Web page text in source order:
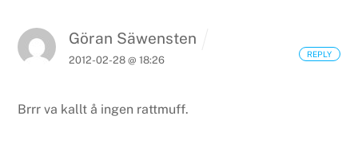
Göran Säwensten
2012-02-28 @ 18:26
Brrr va kallt å ingen rattmuff.
REPLY